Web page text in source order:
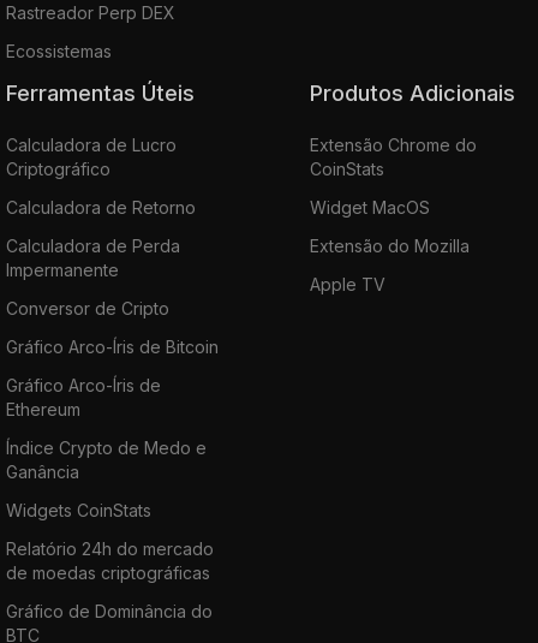
Rastreador Perp DEX
Ecossistemas
Ferramentas Úteis
Calculadora de Lucro
Criptográfico
Calculadora de Retorno
Calculadora de Perda
Impermanente
Conversor de Cripto
Gráfico Arco-Íris de Bitcoin
Gráfico Arco-Íris de
Ethereum
Índice Crypto de Medo e
Ganância
Widgets CoinStats
Relatório 24h do mercado
de moedas criptográficas
Gráfico de Dominância do
BTC
Produtos Adicionais
Extensão Chrome do
CoinStats
Widget MacOS
Extensão do Mozilla
Apple TV